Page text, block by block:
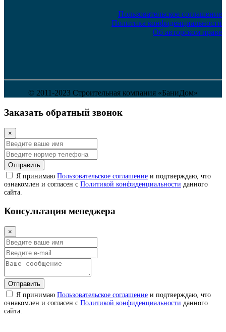
Пользовательское соглашение
Политика конфиденциальности
Об авторском праве
© 2011-2023 Строительная компания «БаниДом»
Заказать обратный звонок
×
Отправить
Я принимаю Пользовательское соглашение и подтверждаю, что
ознакомлен и согласен с Политикой конфиденциальности данного
сайта.
Консультация менеджера
×
Отправить
Я принимаю Пользовательское соглашение и подтверждаю, что
ознакомлен и согласен с Политикой конфиденциальности данного
сайта.